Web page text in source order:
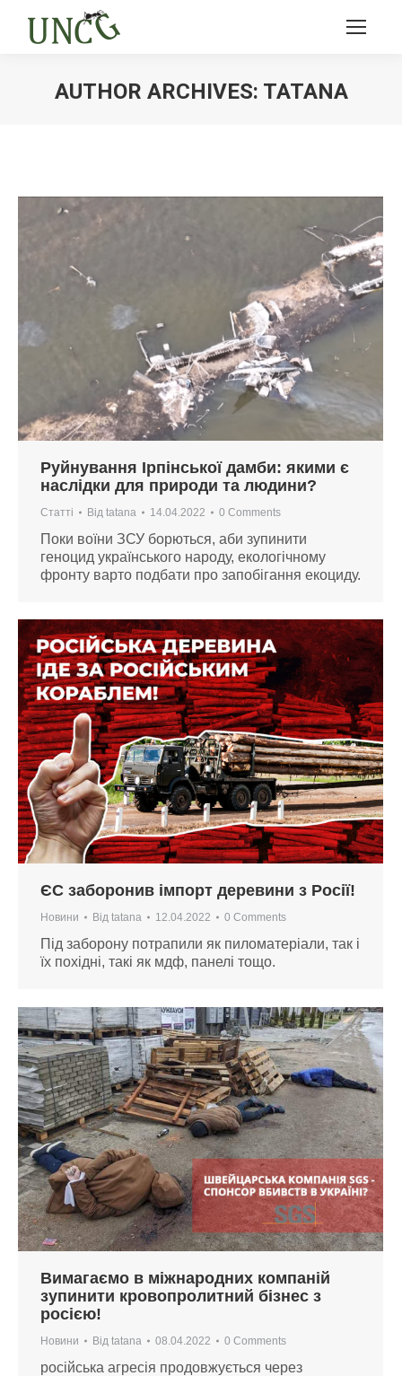
AUTHOR ARCHIVES: TATANA
Руйнування Ірпінської дамби: якими є
наслідки для природи та людини?
Статті Від tatana 14.04.2022 0 Comments
Поки воїни ЗСУ борються, аби зупинити
геноцид українського народу, екологічному
фронту варто подбати про запобігання екоциду.
ЄС заборонив імпорт деревини з Росії!
Новини Від tatana 12.04.2022 0 Comments
Під заборону потрапили як пиломатеріали, так і
їх похідні, такі як мдф, панелі тощо.
Вимагаємо в міжнародних компаній
зупинити кровопролитний бізнес з
росією!
Новини Від tatana 08.04.2022 0 Comments
російська агресія продовжується через